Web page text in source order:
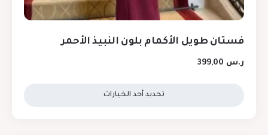
فستان طويل الأكمام بلون النبيذ الأحمر
ر.س
تحديد أحد الخيارات